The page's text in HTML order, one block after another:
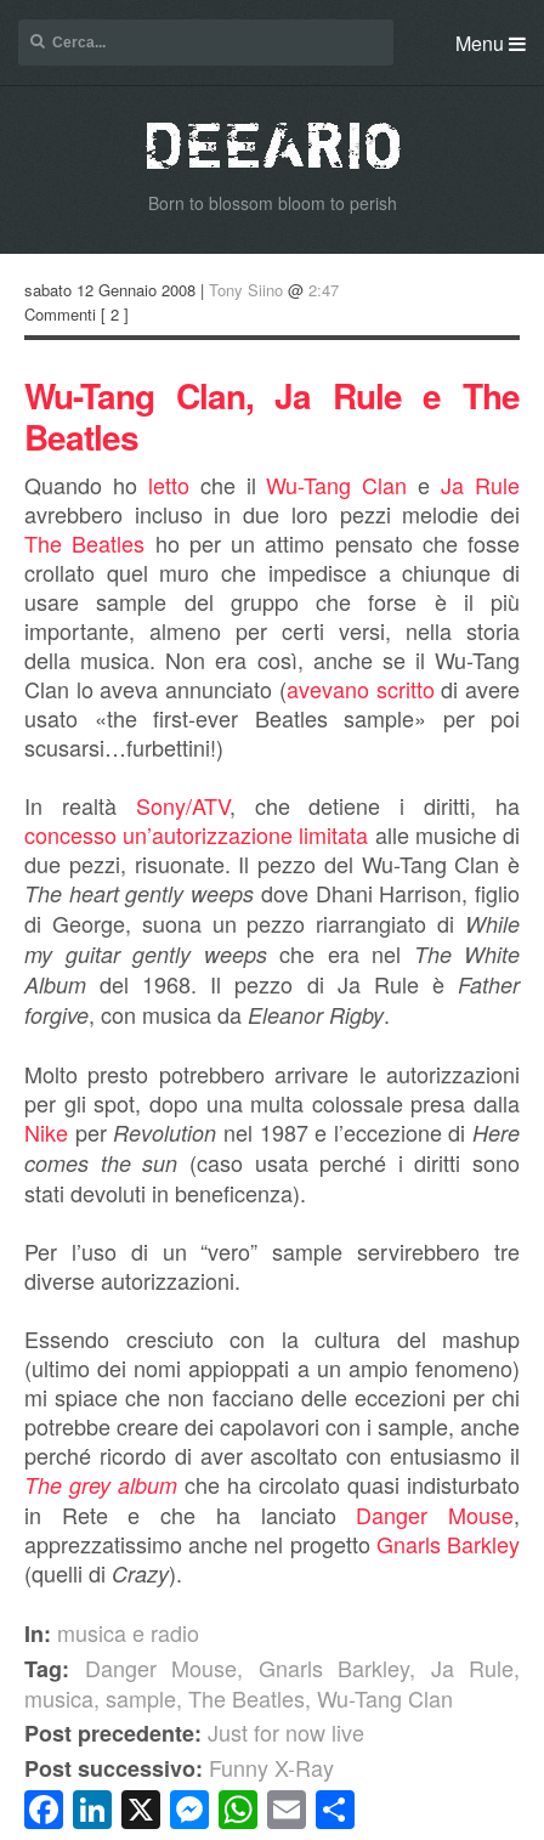
Menu
Born to blossom bloom to perish
sabato 12 Gennaio 2008 | Tony Siino @ 2:47
Commenti [ 2 ]
Wu-Tang Clan, Ja Rule e The
Beatles
Quando ho lettoche ilWu-Tang Clan eJa Rule
avrebbero incluso in due loro pezzi melodie dei
The Beatles ho per un attimo pensato che fosse
crollato quel muro che impedisce a chiunque di
usare sample del gruppo che forse è il più
importante, almeno per certi versi, nella storia
della musica. Non era così, anche se il Wu-Tang
Clan lo aveva annunciato (avevano scrittodi avere
usato «the first-ever Beatles sample» per poi
scusarsi…furbettini!)
In realtà Sony/ATV, che detiene i diritti, ha
concesso un’autorizzazione limitata alle musiche di
due pezzi, risuonate. Il pezzo del Wu-Tang Clan è
The heart gently weeps dove Dhani Harrison, figlio
di George, suona un pezzo riarrangiato di While
my guitar gently weepsche era nel The White
Album del 1968. Il pezzo di Ja Rule è Father
forgive, con musica da Eleanor Rigby.
Molto presto potrebbero arrivare le autorizzazioni
per gli spot, dopo una multa colossale presa dalla
Nike per Revolution nel 1987 e l’eccezione di Here
comes the sun (caso usata perché i diritti sono
stati devoluti in beneficenza).
Per l’uso di un “vero” sample servirebbero tre
diverse autorizzazioni.
Essendo cresciuto con la cultura del mashup
(ultimo dei nomi appioppati a un ampio fenomeno)
mi spiace che non facciano delle eccezioni per chi
potrebbe creare dei capolavori con i sample, anche
perché ricordo di aver ascoltato con entusiasmo il
The grey album che ha circolato quasi indisturbato
in Rete e che ha lanciato Danger Mouse,
apprezzatissimo anche nel progetto Gnarls Barkley
(quelli di Crazy).
In: musica e radio
Tag: Danger Mouse, Gnarls Barkley, Ja Rule,
musica, sample, The Beatles, Wu-Tang Clan
Post precedente: Just for now live
Post successivo: Funny X-Ray
Facebook
LinkedIn
X Messenger
WhatsApp
Email